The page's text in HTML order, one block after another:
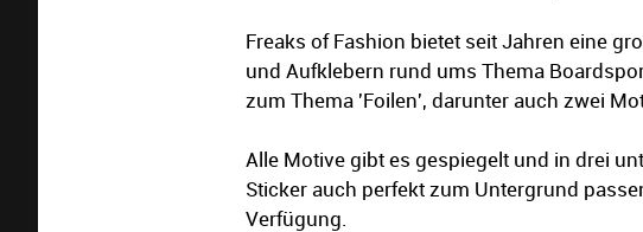
Freaks of Fashion bietet seit Jahren eine
und Aufklebern rund ums Thema
zum Thema 'Foilen', darunter auch zwei
Alle Motive gibt es gespiegelt und in drei
Sticker auch perfekt zum Untergrund
Verfügung.